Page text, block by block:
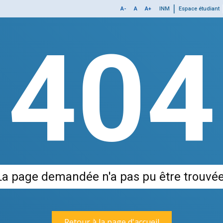
MENU
TOP
INM | Espace étudiant
A- A A+
404
page demandée n'a pas pu être